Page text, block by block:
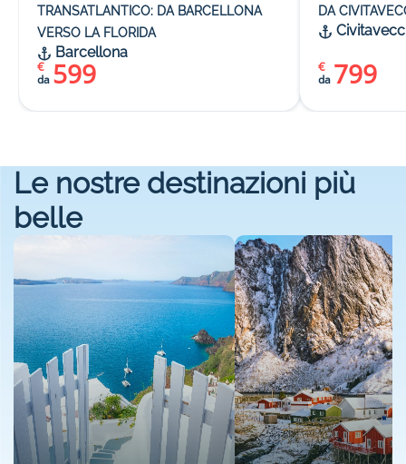
TRANSATLANTICO: DA BARCELLONA
VERSO LA FLORIDA
Barcellona
da 599
€
DA
da 799
€
Le nostre destinazioni più
belle